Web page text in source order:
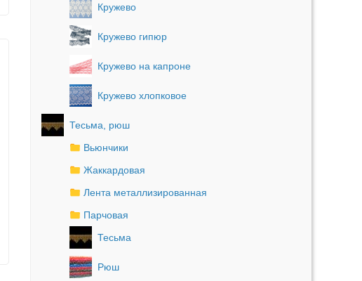
Кружево
Кружево гипюр
Кружево на капроне
Кружево хлопковое
Тесьма, рюш
Вьюнчики
Жаккардовая
Лента металлизированная
Парчовая
Тесьма
Рюш